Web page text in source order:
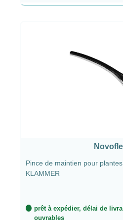
Pince de maintien pour
KLAMMER
prêt à expédier, délai de
ouvrables